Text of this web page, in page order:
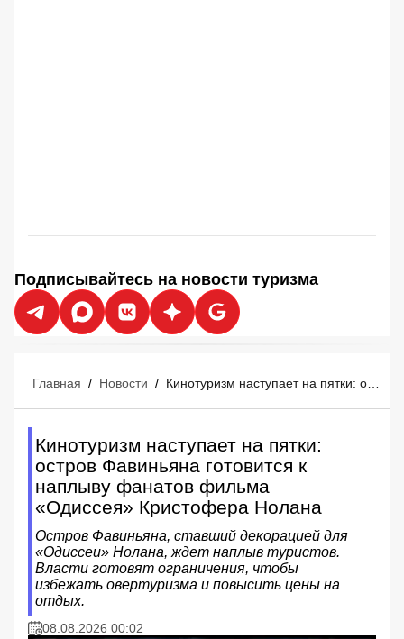
Подписывайтесь на новости туризма
Главная / Новости /
Кинотуризм наступает на пятки:
остров Фавиньяна готовится к
наплыву фанатов фильма
«Одиссея» Кристофера Нолана
Остров Фавиньяна, ставший декорацией для
«Одиссеи» Нолана, ждет наплыв туристов.
Власти готовят ограничения, чтобы
избежать овертуризма и повысить цены на
отдых.
08.08.2026 00:02